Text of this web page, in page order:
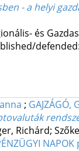
- a helyi
és
; GAJZÁGÓ,
Richárd;